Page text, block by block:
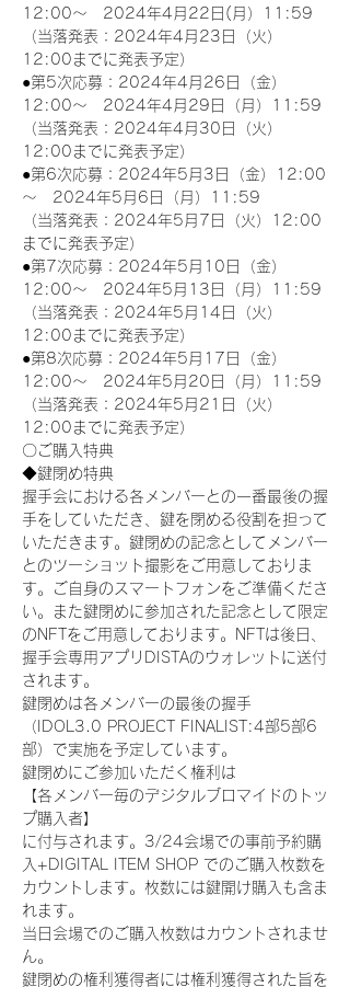
12:00～　2024年4月22日(月）11:59
（当落発表：2024年4月23日（火）
12:00までに発表予定）
●第5次応募：2024年4月26日（金）
12:00～　2024年4月29日（月）11:59
（当落発表：2024年4月30日（火）
12:00までに発表予定）
●第6次応募：2024年5月3日（金）12:00
～　2024年5月6日（月）11:59
（当落発表：2024年5月7日（火）12:00
までに発表予定）
●第7次応募：2024年5月10日（金）
12:00～　2024年5月13日（月）11:59
（当落発表：2024年5月14日（火）
12:00までに発表予定）
●第8次応募：2024年5月17日（金）
12:00～　2024年5月20日（月）11:59
（当落発表：2024年5月21日（火）
12:00までに発表予定）
〇ご購入特典
◆鍵閉め特典
握手会における各メンバーとの一番最後の握
手をしていただき、鍵を閉める役割を担って
いただきます。鍵閉めの記念としてメンバー
とのツーショット撮影をご用意しておりま
す。ご自身のスマートフォンをご準備くださ
い。また鍵閉めに参加された記念として限定
のNFTをご用意しております。NFTは後日、
握手会専用アプリDISTAのウォレットに送付
されます。
鍵閉めは各メンバーの最後の握手
（IDOL3.0 PROJECT FINALIST:4部5部6
部）で実施を予定しています。
鍵閉めにご参加いただく権利は
【各メンバー毎のデジタルブロマイドのトッ
プ購入者】
に付与されます。3/24会場での事前予約購
入+DIGITAL ITEM SHOP でのご購入枚数を
カウントします。枚数には鍵開け購入も含ま
れます。
当日会場でのご購入枚数はカウントされませ
ん。
鍵閉めの権利獲得者には権利獲得された旨を